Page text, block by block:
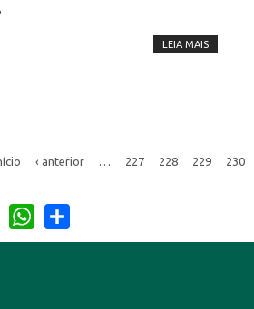
LEIA MAIS
‹ anterior 227 228 229 230
PinterestWhatsApp